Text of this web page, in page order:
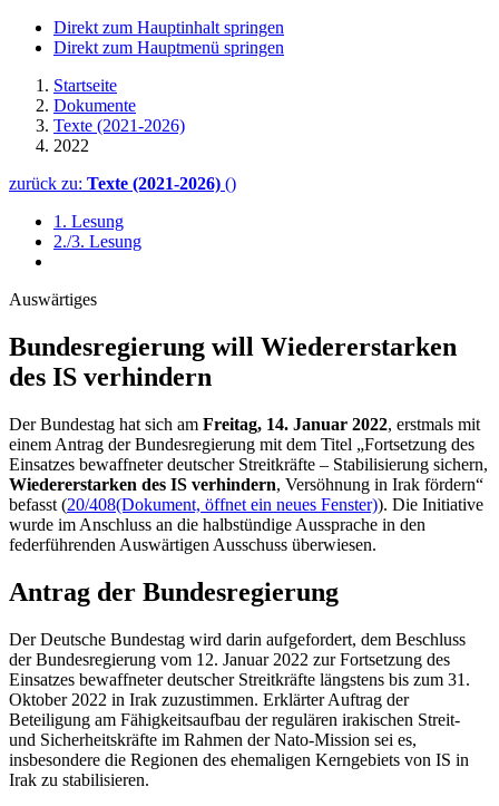
Direkt zum Hauptinhalt springen
Direkt zum Hauptmenü springen
Startseite
Dokumente
Texte (2021-2026)
2022
zurück zu: Texte (2021-2026) ()
1. Lesung
2./3. Lesung
Auswärtiges
Bundesregierung will Wieder­erstarken
des IS verhindern
Der Bundestag hat sich am Freitag, 14. Januar 2022, erstmals mit
einem Antrag der Bundesregierung mit dem Titel „Fortsetzung des
Einsatzes bewaffneter deutscher Streitkräfte – Stabilisierung sichern,
Wiedererstarken des IS verhindern, Versöhnung in Irak fördern“
befasst (20/408(Dokument, öffnet ein neues Fenster)). Die Initiative
wurde im Anschluss an die halbstündige Aussprache in den
federführenden Auswärtigen Ausschuss überwiesen.
Antrag der Bundesregierung
Der Deutsche Bundestag wird darin aufgefordert, dem Beschluss
der Bundesregierung vom 12. Januar 2022 zur Fortsetzung des
Einsatzes bewaffneter deutscher Streitkräfte längstens bis zum 31.
Oktober 2022 in Irak zuzustimmen. Erklärter Auftrag der
Beteiligung am Fähigkeitsaufbau der regulären irakischen Streit-
und Sicherheitskräfte im Rahmen der Nato-Mission sei es,
insbesondere die Regionen des ehemaligen Kerngebiets von IS in
Irak zu stabilisieren.